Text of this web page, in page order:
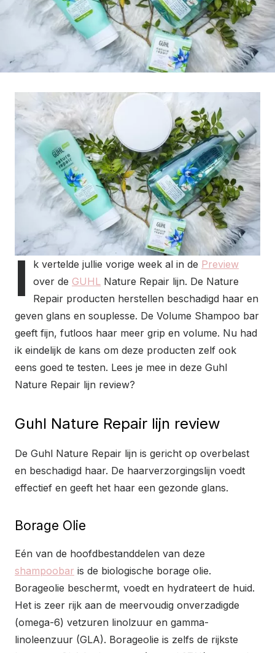
I k vertelde jullie vorige week al in de Preview
over de GUHL Nature Repair lijn. De Nature
Repair producten herstellen beschadigd haar en
geven glans en souplesse. De Volume Shampoo bar
geeft fijn, futloos haar meer grip en volume. Nu had
ik eindelijk de kans om deze producten zelf ook
eens goed te testen. Lees je mee in deze Guhl
Nature Repair lijn review?
Guhl Nature Repair lijn review
De Guhl Nature Repair lijn is gericht op overbelast
en beschadigd haar. De haarverzorgingslijn voedt
effectief en geeft het haar een gezonde glans.
Borage Olie
Eén van de hoofdbestanddelen van deze
shampoobar is de biologische borage olie.
Borageolie beschermt, voedt en hydrateert de huid.
Het is zeer rijk aan de meervoudig onverzadigde
(omega-6) vetzuren linolzuur en gamma-
linoleenzuur (GLA). Borageolie is zelfs de rijkste